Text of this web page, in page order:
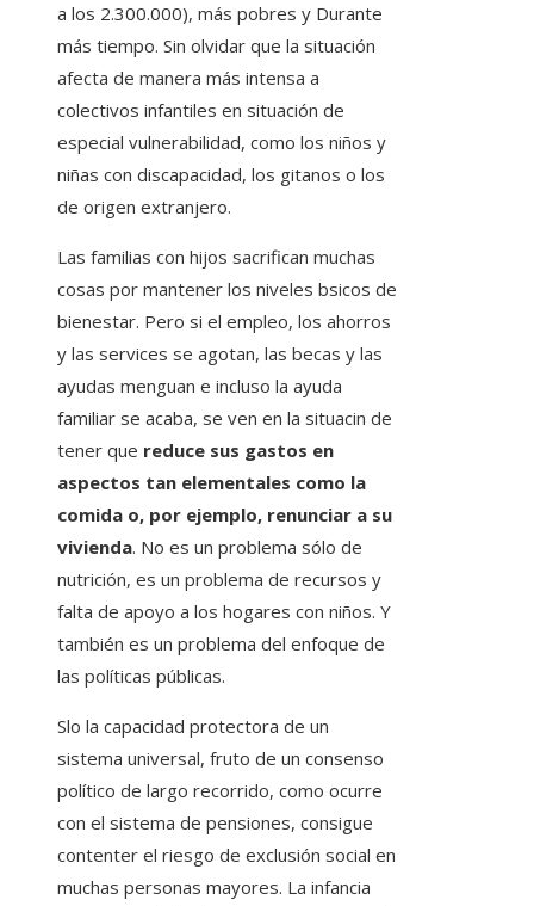
a los 2.300.000), más pobres y Durante
más tiempo. Sin olvidar que la situación
afecta de manera más intensa a
colectivos infantiles en situación de
especial vulnerabilidad, como los niños y
niñas con discapacidad, los gitanos o los
de origen extranjero.
Las familias con hijos sacrifican muchas
cosas por mantener los niveles bsicos de
bienestar. Pero si el empleo, los ahorros
y las services se agotan, las becas y las
ayudas menguan e incluso la ayuda
familiar se acaba, se ven en la situacin de
tener que reduce sus gastos en
aspectos tan elementales como la
comida o, por ejemplo, renunciar a su
vivienda. No es un problema sólo de
nutrición, es un problema de recursos y
falta de apoyo a los hogares con niños. Y
también es un problema del enfoque de
las políticas públicas.
Slo la capacidad protectora de un
sistema universal, fruto de un consenso
político de largo recorrido, como ocurre
con el sistema de pensiones, consigue
contenter el riesgo de exclusión social en
muchas personas mayores. La infancia